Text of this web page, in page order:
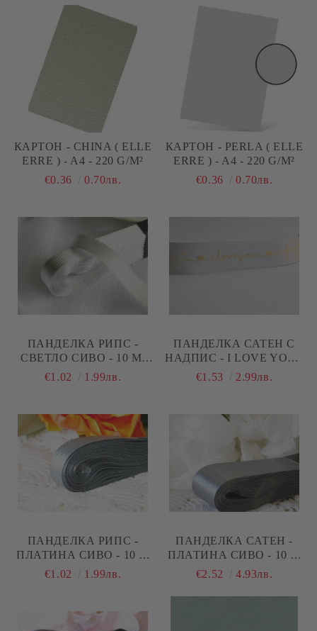
КАРТОН - CHINA ( ELLE
ERRE ) - A4 - 220 G/M²
€0.36
0.70лв.
КАРТОН - PERLA ( ELLE
ERRE ) - A4 - 220 G/M²
€0.36
0.70лв.
ПАНДЕЛКА РИПС -
СВЕТЛО СИВО - 10 М.
№41
€1.02 1.99лв.
ПАНДЕЛКА САТЕН С
НАДПИС - I LOVE YOU -
СИВО - 2 М.
€1.53 2.99лв.
ПАНДЕЛКА РИПС -
ПЛАТИНА СИВО - 10 М
№45
€1.02 1.99лв.
ПАНДЕЛКА САТЕН -
ПЛАТИНА СИВО - 10 М
№45
€2.52 4.93лв.